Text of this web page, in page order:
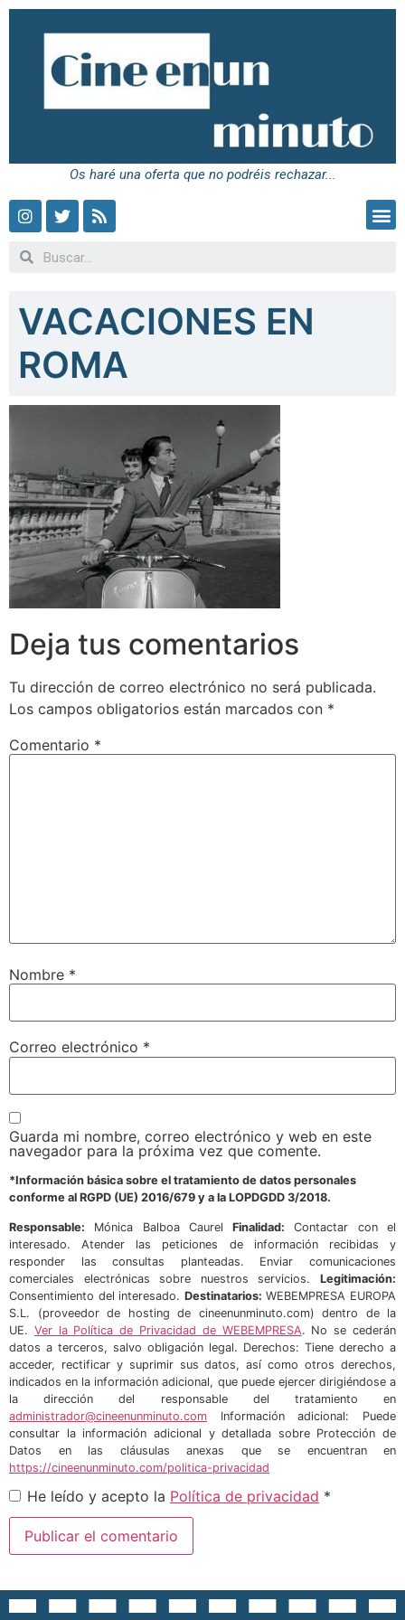
Os haré una oferta que no podréis rechazar...
VACACIONES EN
ROMA
Deja tus comentarios
Tu dirección de correo electrónico no será publicada.
Los campos obligatorios están marcados con *
Comentario *
Nombre *
Correo electrónico *
Guarda mi nombre, correo electrónico y web en este
navegador para la próxima vez que comente.
*Información básica sobre el tratamiento de datos personales
conforme al RGPD (UE) 2016/679 y a la LOPDGDD 3/2018.
Responsable: Mónica Balboa CaurelFinalidad: Contactar con el
interesado. Atender las peticiones de información recibidas y
responder las consultas planteadas. Enviar comunicaciones
comerciales electrónicas sobre nuestros servicios. Legitimación:
Consentimiento del interesado. Destinatarios: WEBEMPRESA EUROPA
S.L. (proveedor de hosting de cineenunminuto.com) dentro de la
UE. Ver la Política de Privacidad de WEBEMPRESA. No se cederán
datos a terceros, salvo obligación legal. Derechos: Tiene derecho a
acceder, rectificar y suprimir sus datos, así como otros derechos,
indicados en la información adicional, que puede ejercer dirigiéndose a
la dirección del responsable del tratamiento en
administrador@cineenunminuto.com Información adicional: Puede
consultar la información adicional y detallada sobre Protección de
Datos en las cláusulas anexas que se encuentran en
https://cineenunminuto.com/politica-privacidad
He leído y acepto la Política de privacidad *